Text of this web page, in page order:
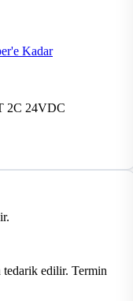
Kadar
2C 24VDC
tedarik edilir. Termin